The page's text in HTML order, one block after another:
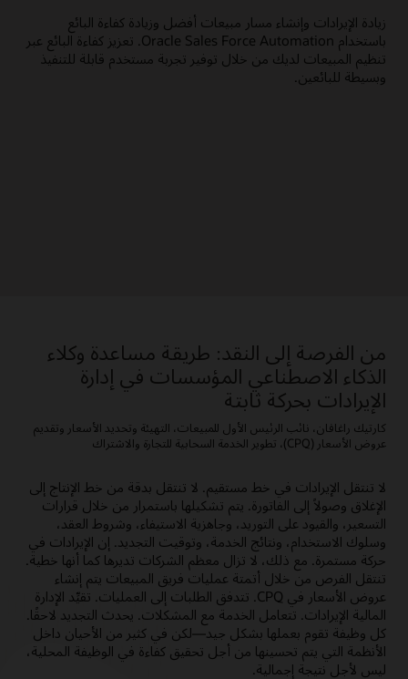
زيادة الإيرادات وإنشاء مسار مبيعات أفضل وزيادة كفاءة البائع
باستخدام Oracle Sales Force Automation. تعزيز كفاءة البائع عبر
تنظيم المبيعات لديك من خلال توفير تجربة مستخدم قابلة للتنفيذ
وبسيطة للبائعين.
من الفرصة إلى النقد: طريقة مساعدة وكلاء
الذكاء الاصطناعي المؤسسات في إدارة
الإيرادات بحركة ثابتة
كارتيك راغافان، نائب الرئيس الأول للمبيعات، التهيئة وتحديد الأسعار وتقديم
عروض الأسعار (CPQ)، تطوير الخدمة السحابية للتجارة والاشتراك
لا تنتقل الإيرادات في خط مستقيم. لا تنتقل بدقة من خط الإنتاج إلى
الإغلاق وصولاً إلى الفاتورة. يتم تشكيلها باستمرار من خلال قرارات
التسعير، والقيود على التوريد، وجاهزية الاستيفاء، وشروط العقد،
وسلوك الاستخدام، ونتائج الخدمة، وتوقيت التجديد. إن الإيرادات في
حركة مستمرة. مع ذلك، لا تزال معظم الشركات تديرها كما أنها خطية.
تنتقل الفرص من خلال أتمتة عمليات فريق المبيعات يتم إنشاء
عروض الأسعار في CPQ. تتدفق الطلبات إلى العمليات. تقيِّد الإدارة
المالية الإيرادات. تتعامل الخدمة مع المشكلات. يحدث التجديد لاحقًا.
كل وظيفة تقوم بعملها بشكل جيد—لكن في كثير من الأحيان داخل
الأنظمة التي يتم تحسينها من أجل تحقيق كفاءة في الوظيفة المحلية،
ليس لأجل نتيجة إجمالية.